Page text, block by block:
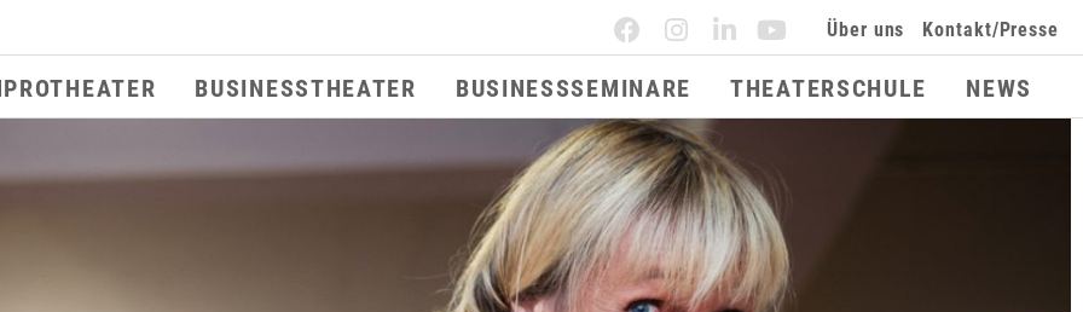
Über uns Kontakt/Presse
BUSINESSTHEATER BUSINESSSEMINARE THEATERSCHULE NEWS